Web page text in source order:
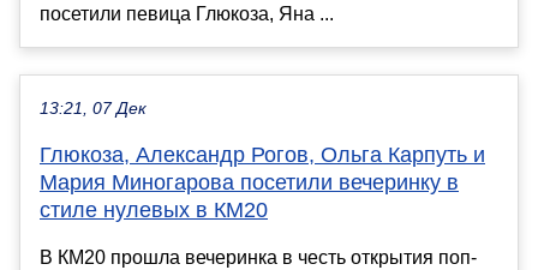
посетили певица Глюкоза, Яна ...
13:21, 07 Дек
Глюкоза, Александр Рогов, Ольга Карпуть и
Мария Миногарова посетили вечеринку в
стиле нулевых в КМ20
В КМ20 прошла вечеринка в честь открытия поп-